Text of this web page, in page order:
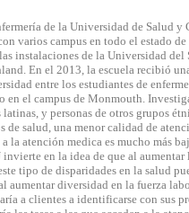
de la Universidad de Salud y
varios campus en todo el estado
instalaciones de la Universidad del
En el 2013, la escuela recibió
entre los estudiantes de
en el campus de Monmouth.
latinas, y personas de otros grupos
de salud, una menor calidad de
a la atención medica es mucho más
invierte en la idea de que al
tipo de disparidades en la salud
aumentar diversidad en la fuerza
a clientes a identificarse con sus